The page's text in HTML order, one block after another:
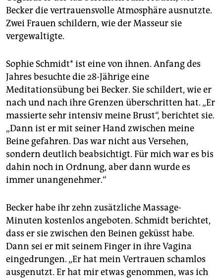
Becker die vertrauensvolle Atmosphäre ausnutzte.
Zwei Frauen schildern, wie der Masseur sie
vergewaltigte.
Sophie Schmidt* ist eine von ihnen. Anfang des
Jahres besuchte die 28-Jährige eine
Meditationsübung bei Becker. Sie schildert, wie er
nach und nach ihre Grenzen überschritten hat. „Er
massierte sehr intensiv meine Brust“, berichtet sie.
„Dann ist er mit seiner Hand zwischen meine
Beine gefahren. Das war nicht aus Versehen,
sondern deutlich beabsichtigt. Für mich war es bis
dahin noch in Ordnung, aber dann wurde es
immer unangenehmer.“
Becker habe ihr zehn zusätzliche Massage-
Minuten kostenlos angeboten. Schmidt berichtet,
dass er sie zwischen den Beinen geküsst habe.
Dann sei er mit seinem Finger in ihre Vagina
eingedrungen. „Er hat mein Vertrauen schamlos
ausgenutzt. Er hat mir etwas genommen, was ich